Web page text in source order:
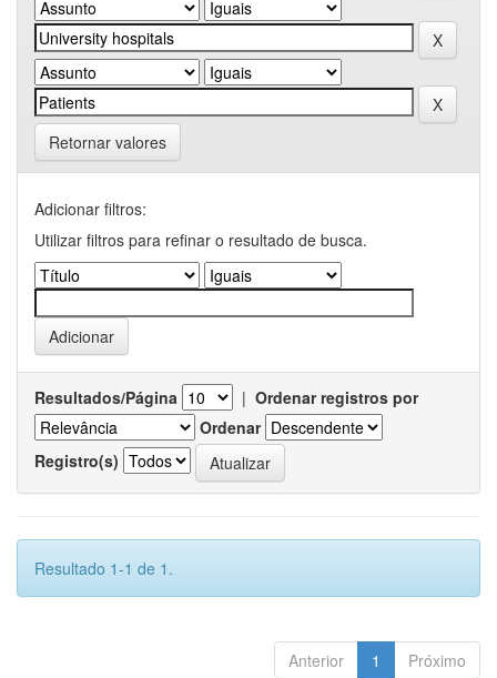
Retornar valores
Adicionar filtros:
Utilizar filtros para refinar o resultado de busca.
Resultados/Página | Ordenar registros por
Ordenar
Registro(s)
Resultado 1-1 de 1.
Anterior 1 Próximo